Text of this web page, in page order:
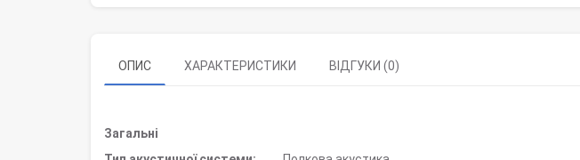
ОПИС ХАРАКТЕРИСТИКИ ВІДГУКИ (0)
Загальні